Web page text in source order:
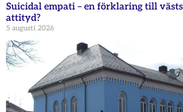
Suicidal empati – en förklaring till
attityd?
5 augusti 2026